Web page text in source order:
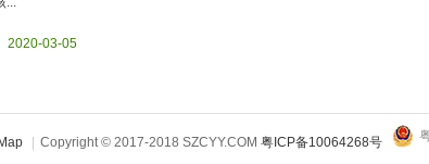
2020-03-05
Copyright © 2017-2018 SZCYY.COM 粤ICP备10064268号